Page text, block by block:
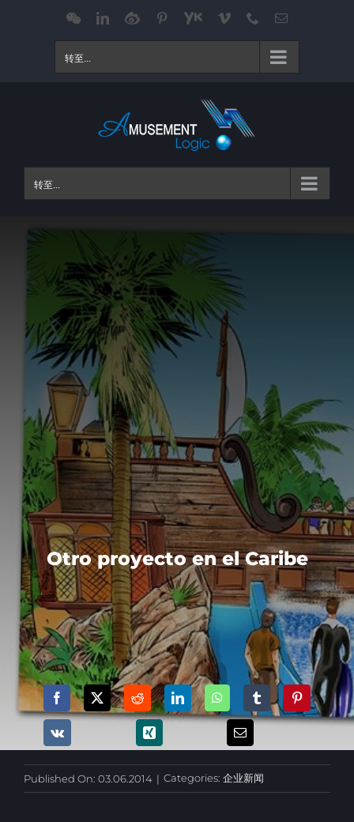
WeChatLinkedIn
Weibo Pinterest
Youku Vimeo Phone电
转至...
转至...
Otro proyecto en el Caribe
Published On: 03.06.2014 | Categories: 企业新闻